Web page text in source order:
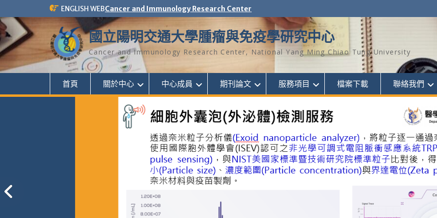
to
content
ENGLISH WEBCancer and Immunology Research Center
國立陽明交通大學腫瘤與免疫學研究中心
Cancer and Immunology Research Center, National Yang Ming Chiao Tung University
首頁 關於中心 中心成員 期刊論文 服務項目 檔案下載 聯絡我們